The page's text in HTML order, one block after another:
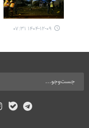
۱۴۰۴-۱۲-۰۹ ۰۷:۳۱